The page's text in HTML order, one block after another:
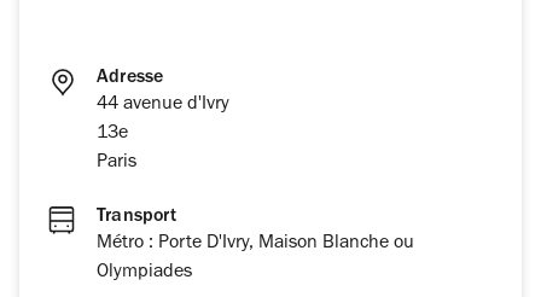
Adresse
44 avenue d'Ivry
13e
Paris
Transport
Métro : Porte D'Ivry, Maison Blanche ou
Olympiades